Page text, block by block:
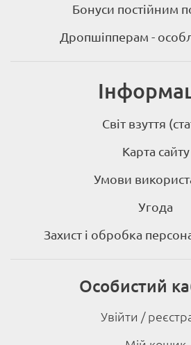
Бонуси постійним
Дропшіпперам -
Світ взуття
Карта сайту
Умови
Угода
Захист і обробка
Особистий
Увійти /